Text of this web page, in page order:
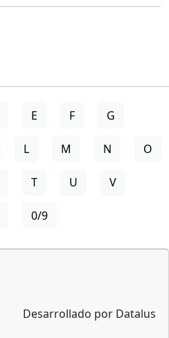
E F G
L M N O
T U V
0/9
Desarrollado por Datalus